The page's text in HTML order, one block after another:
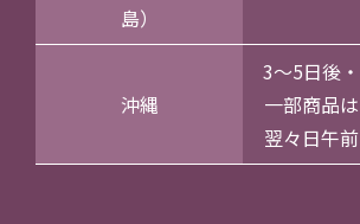
島）
沖縄
3～5日後・
一部商品は
翌々日午前